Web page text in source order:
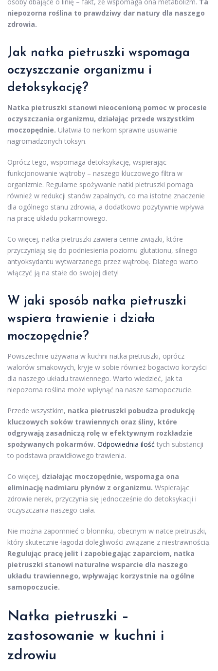
niepozorna roślina to prawdziwy dar natury dla naszego
zdrowia.
Jak natka pietruszki wspomaga
oczyszczanie organizmu i
detoksykację?
Natka pietruszki stanowi nieocenioną pomoc w procesie
oczyszczania organizmu, działając przede wszystkim
moczopędnie. Ułatwia to nerkom sprawne usuwanie
nagromadzonych toksyn.
Oprócz tego, wspomaga detoksykację, wspierając
funkcjonowanie wątroby – naszego kluczowego filtra w
organizmie. Regularne spożywanie natki pietruszki pomaga
również w redukcji stanów zapalnych, co ma istotne znaczenie
dla ogólnego stanu zdrowia, a dodatkowo pozytywnie wpływa
na pracę układu pokarmowego.
Co więcej, natka pietruszki zawiera cenne związki, które
przyczyniają się do podniesienia poziomu glutationu, silnego
antyoksydantu wytwarzanego przez wątrobę. Dlatego warto
włączyć ją na stałe do swojej diety!
W jaki sposób natka pietruszki
wspiera trawienie i działa
moczopędnie?
Powszechnie używana w kuchni natka pietruszki, oprócz
walorów smakowych, kryje w sobie również bogactwo korzyści
dla naszego układu trawiennego. Warto wiedzieć, jak ta
niepozorna roślina może wpłynąć na nasze samopoczucie.
Przede wszystkim, natka pietruszki pobudza produkcję
kluczowych soków trawiennych oraz śliny, które
odgrywają zasadniczą rolę w efektywnym rozkładzie
spożywanych pokarmów. Odpowiednia ilość tych substancji
to podstawa prawidłowego trawienia.
Co więcej, działając moczopędnie, wspomaga ona
eliminację nadmiaru płynów z organizmu. Wspierając
zdrowie nerek, przyczynia się jednocześnie do detoksykacji i
oczyszczania naszego ciała.
Nie można zapomnieć o błonniku, obecnym w natce pietruszki,
który skutecznie łagodzi dolegliwości związane z niestrawnością.
Regulując pracę jelit i zapobiegając zaparciom, natka
pietruszki stanowi naturalne wsparcie dla naszego
układu trawiennego, wpływając korzystnie na ogólne
samopoczucie.
Natka pietruszki –
zastosowanie w kuchni i
zdrowiu